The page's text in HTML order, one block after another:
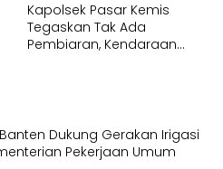
Kapolsek Pasar Kemis
Tegaskan Tak Ada
Pembiaran, Kendaraan
Dukung Gerakan Irigasi
Pekerjaan Umum